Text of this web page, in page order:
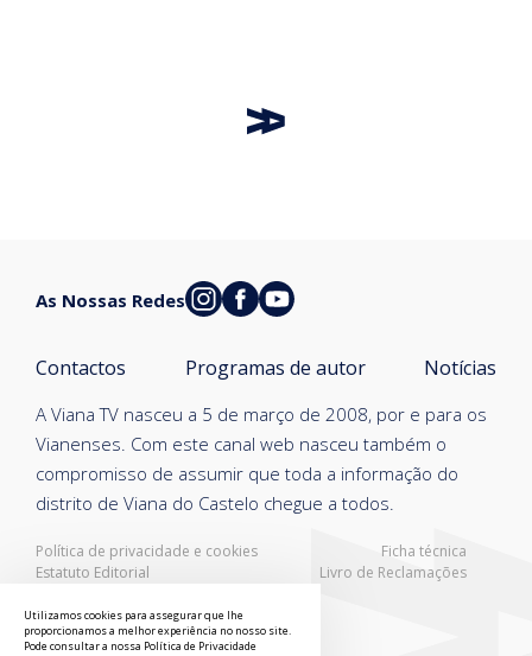
Política de privacidade e cookies
Ficha técnica
Estatuto Editorial
Livro de Reclamações
A Viana TV nasceu a 5 de março de 2008, por e para os
Vianenses. Com este canal web nasceu também o
compromisso de assumir que toda a informação do
distrito de Viana do Castelo chegue a todos.
Contactos Programas de autor Notícias
As Nossas Redes
Utilizamos cookies para assegurar que lhe
proporcionamos a melhor experiência no nosso site.
Pode consultar a nossa Política de Privacidade